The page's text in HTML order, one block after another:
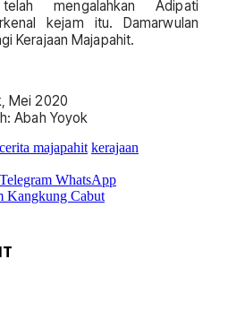
mengalahkan Adipati
kejam itu. Damarwulan
Kerajaan Majapahit.
Mei 2020
Abah Yoyok
cerita majapahit kerajaan
Telegram WhatsApp
Kangkung Cabut